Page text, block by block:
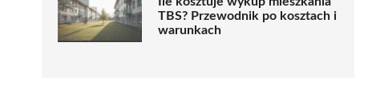
TBS? Przewodnik po kosztach i
warunkach